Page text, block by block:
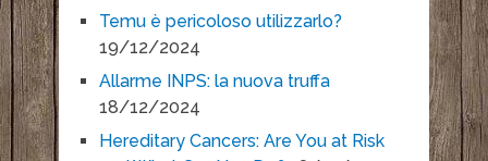
Temu è pericoloso utilizzarlo?
19/12/2024
Allarme INPS: la nuova truffa
18/12/2024
Hereditary Cancers: Are You at Risk